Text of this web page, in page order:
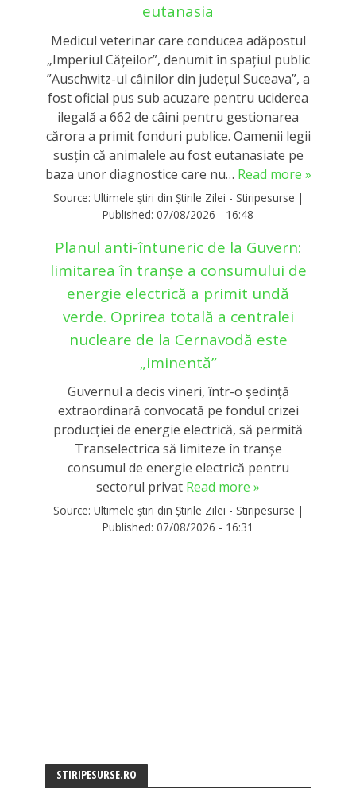
eutanasia
Medicul veterinar care conducea adăpostul
„Imperiul Căţeilor”, denumit în spaţiul public
”Auschwitz-ul câinilor din judeţul Suceava”, a
fost oficial pus sub acuzare pentru uciderea
ilegală a 662 de câini pentru gestionarea
cărora a primit fonduri publice. Oamenii legii
susțin că animalele au fost eutanasiate pe
baza unor diagnostice care nu… Read more »
Source: Ultimele știri din Știrile Zilei - Stiripesurse |
Published: 07/08/2026 - 16:48
Planul anti-întuneric de la Guvern:
limitarea în tranşe a consumului de
energie electrică a primit undă
verde. Oprirea totală a centralei
nucleare de la Cernavodă este
„iminentă”
Guvernul a decis vineri, într-o ședință
extraordinară convocată pe fondul crizei
producției de energie electrică, să permită
Transelectrica să limiteze în tranșe
consumul de energie electrică pentru
sectorul privat Read more »
Source: Ultimele știri din Știrile Zilei - Stiripesurse |
Published: 07/08/2026 - 16:31
STIRIPESURSE.RO